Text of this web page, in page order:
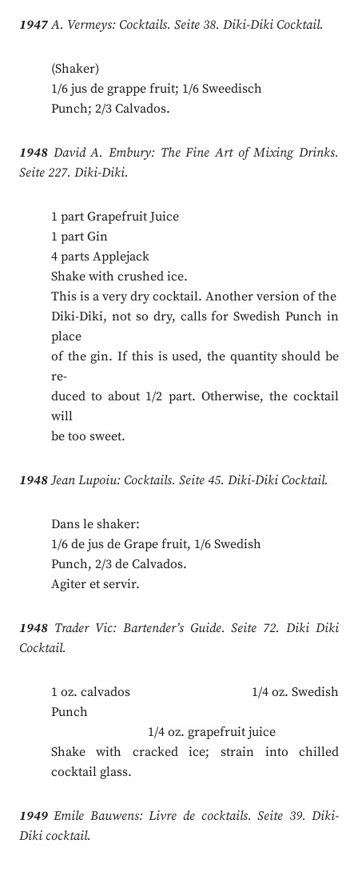
1947A. Vermeys: Cocktails. Seite 38. Diki-Diki Cocktail.
(Shaker)
1/6 jus de grappe fruit; 1/6 Sweedisch
Punch; 2/3 Calvados.
1948David A. Embury: The Fine Art of Mixing Drinks.
Seite 227. Diki-Diki.
1 part Grapefruit Juice
1 part Gin
4 parts Applejack
Shake with crushed ice.
This is a very dry cocktail. Another version of the
Diki-Diki, not so dry, calls for Swedish Punch in
place
of the gin. If this is used, the quantity should be
re-
duced to about 1/2 part. Otherwise, the cocktail
will
be too sweet.
1948Jean Lupoiu: Cocktails. Seite 45. Diki-Diki Cocktail.
Dans le shaker:
1/6 de jus de Grape fruit, 1/6 Swedish
Punch, 2/3 de Calvados.
Agiter et servir.
1948Trader Vic: Bartender’s Guide. Seite 72. Diki Diki
Cocktail.
1 oz. calvados 1/4 oz. Swedish
Punch
1/4 oz. grapefruit juice
Shake with cracked ice; strain into chilled
cocktail glass.
1949Emile Bauwens: Livre de cocktails. Seite 39. Diki-
Diki cocktail.